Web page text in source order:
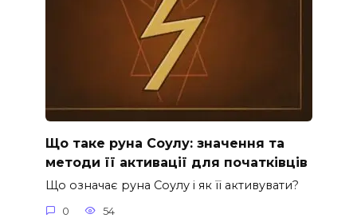
Що таке руна Соулу: значення та
методи її активації для початківців
Що означає руна Соулу і як її активувати?
0 54